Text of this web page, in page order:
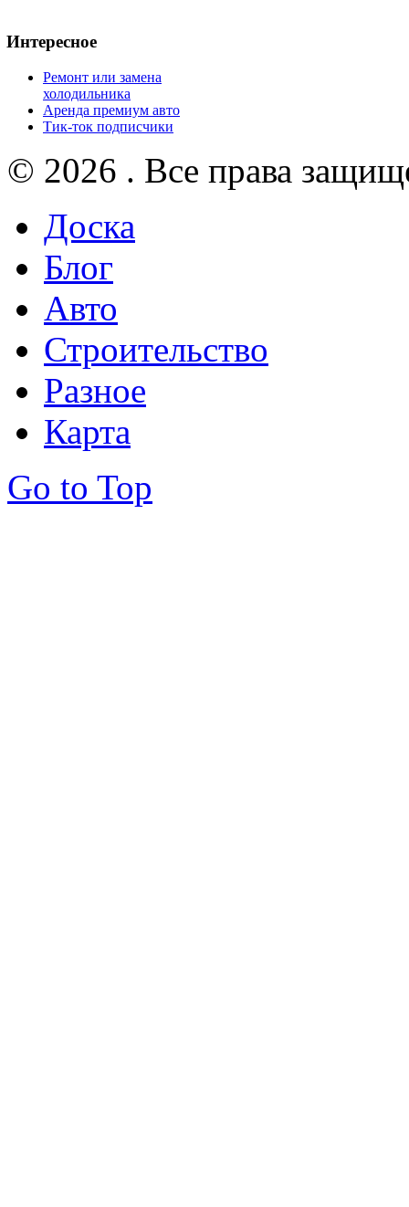
Интересное
Ремонт или замена
холодильника
Аренда премиум авто
Тик-ток подписчики
© 2026 . Все права
Доска
Блог
Авто
Строительство
Разное
Карта
Go to Top